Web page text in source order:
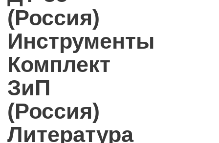
(Россия)
Инструменты
Комплект
ЗиП
(Россия)
Литература